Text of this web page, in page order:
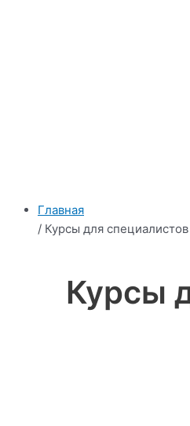
Главная
/ Курсы для
Курсы